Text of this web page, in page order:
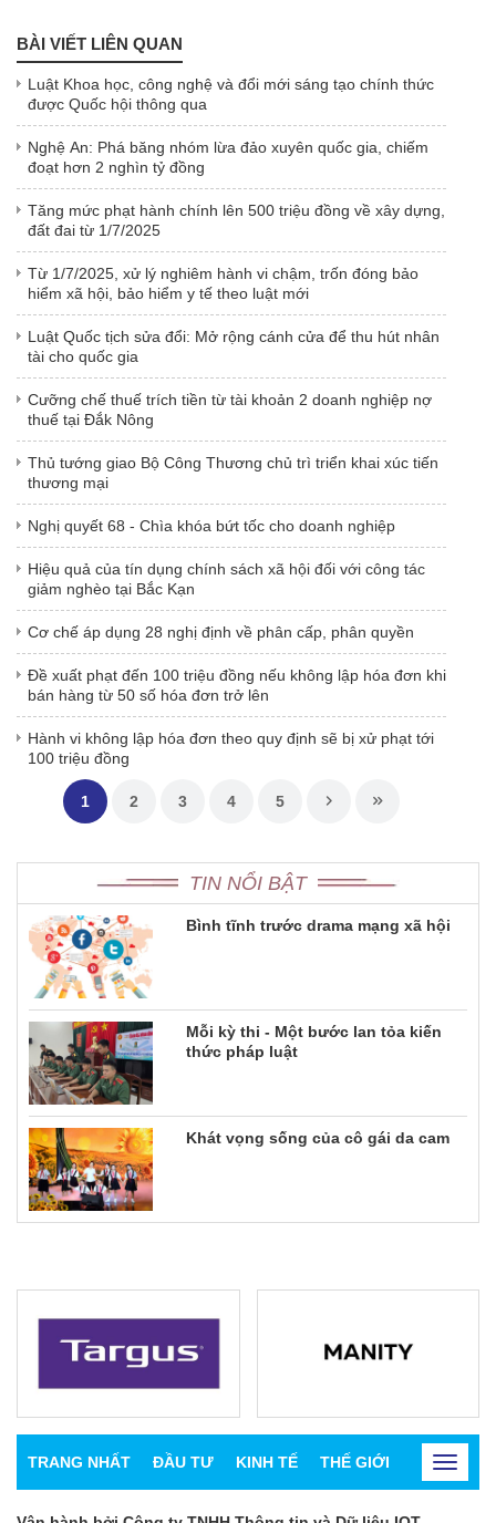
BÀI VIẾT LIÊN QUAN
Luật Khoa học, công nghệ và đổi mới sáng tạo chính thức
được Quốc hội thông qua
Nghệ An: Phá băng nhóm lừa đảo xuyên quốc gia, chiếm
đoạt hơn 2 nghìn tỷ đồng
Tăng mức phạt hành chính lên 500 triệu đồng về xây dựng,
đất đai từ 1/7/2025
Từ 1/7/2025, xử lý nghiêm hành vi chậm, trốn đóng bảo
hiểm xã hội, bảo hiểm y tế theo luật mới
Luật Quốc tịch sửa đổi: Mở rộng cánh cửa để thu hút nhân
tài cho quốc gia
Cưỡng chế thuế trích tiền từ tài khoản 2 doanh nghiệp nợ
thuế tại Đắk Nông
Thủ tướng giao Bộ Công Thương chủ trì triển khai xúc tiến
thương mại
Nghị quyết 68 - Chìa khóa bứt tốc cho doanh nghiệp
Hiệu quả của tín dụng chính sách xã hội đối với công tác
giảm nghèo tại Bắc Kạn
Cơ chế áp dụng 28 nghị định về phân cấp, phân quyền
Đề xuất phạt đến 100 triệu đồng nếu không lập hóa đơn khi
bán hàng từ 50 số hóa đơn trở lên
Hành vi không lập hóa đơn theo quy định sẽ bị xử phạt tới
100 triệu đồng
1 2 3 4 5
TIN NỔI BẬT
Bình tĩnh trước drama mạng xã hội
Mỗi kỳ thi - Một bước lan tỏa kiến
thức pháp luật
Khát vọng sống của cô gái da cam
TRANG NHẤT ĐẦU TƯ KINH TẾ THẾ GIỚI CHỨNG
Toggle